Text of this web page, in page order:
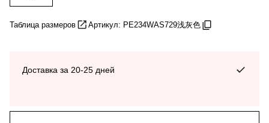
Таблица размеров Артикул: PE234WAS729浅灰色
Доставка за 20-25 дней